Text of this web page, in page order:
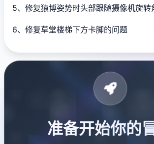
5、修复猿博姿势时头部跟随摄像机旋转
6、修复草堂楼梯下方卡脚的问题
准备开始你的